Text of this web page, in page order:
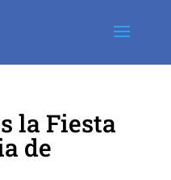
la Fiesta
de